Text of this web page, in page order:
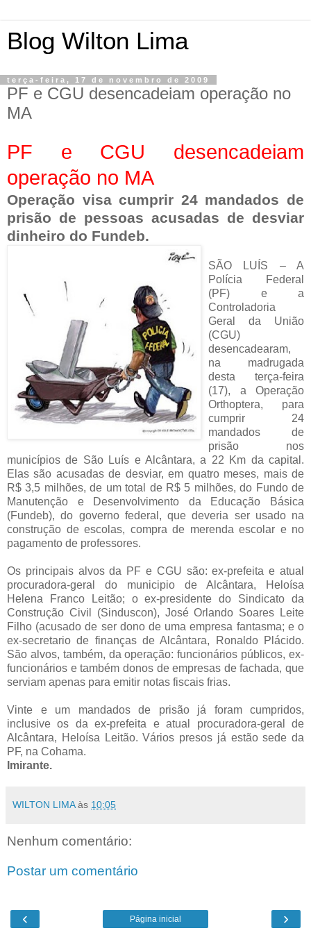
Blog Wilton Lima
terça-feira, 17 de novembro de 2009
PF e CGU desencadeiam operação no
MA
PF e CGU desencadeiam
operação no MA
Operação visa cumprir 24 mandados de
prisão de pessoas acusadas de desviar
dinheiro do Fundeb.
SÃO LUÍS – A
Polícia Federal
(PF) e a
Controladoria
Geral da União
(CGU)
desencadearam,
na madrugada
desta terça-feira
(17), a Operação
Orthoptera, para
cumprir 24
mandados de
prisão nos
municípios de São Luís e Alcântara, a 22 Km da capital.
Elas são acusadas de desviar, em quatro meses, mais de
R$ 3,5 milhões, de um total de R$ 5 milhões, do Fundo de
Manutenção e Desenvolvimento da Educação Básica
(Fundeb), do governo federal, que deveria ser usado na
construção de escolas, compra de merenda escolar e no
pagamento de professores.
Os principais alvos da PF e CGU são: ex-prefeita e atual
procuradora-geral do municipio de Alcântara, Heloísa
Helena Franco Leitão; o ex-presidente do Sindicato da
Construção Civil (Sinduscon), José Orlando Soares Leite
Filho (acusado de ser dono de uma empresa fantasma; e o
ex-secretario de finanças de Alcântara, Ronaldo Plácido.
São alvos, também, da operação: funcionários públicos, ex-
funcionários e também donos de empresas de fachada, que
serviam apenas para emitir notas fiscais frias.
Vinte e um mandados de prisão já foram cumpridos,
inclusive os da ex-prefeita e atual procuradora-geral de
Alcântara, Heloísa Leitão. Vários presos já estão sede da
PF, na Cohama.
Imirante.
WILTON LIMA às 10:05
Nenhum comentário:
Postar um comentário
‹ ›
Página inicial